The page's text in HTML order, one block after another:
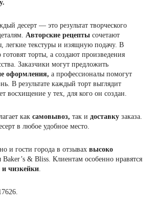
десерт — это результат творческого
Авторские рецепты сочетают
легкие текстуры и изящную подачу. В
торты, а создают произведения
Заказчики могут предложить
оформления, а профессионалы помогут
В результате каждый торт выглядит
восхищение у тех, для кого он создан.
как самовывоз, так и доставку заказа.
в любое удобное место.
и гости города в отзывах высоко
Baker’s & Bliss. Клиентам особенно нравятся
и чизкейки